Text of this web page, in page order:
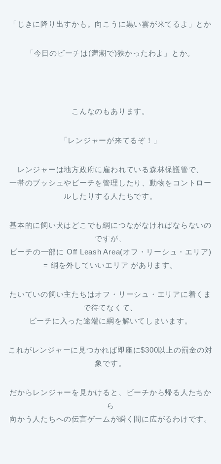
「じきに降り出すかも。向こうに黒い雲が来てるよ」とか
「今日のビーチは(満潮で)狭かったわよ」とか。
こんなのもあります。
「レンジャーが来てるぞ！」
レンジャーは地方政府に雇われている森林保護管で、
一帯のブッシュやビーチを管理したり、動物をコントロー
ルしたりする人たちです。
基本的に飼い犬はどこでも綱につながなければならないの
ですが、
ビーチの一部に Off Leash Area(オフ・リーシュ・エリア)
= 綱を外していいエリア があります。
たいていの飼い主たちはオフ・リーシュ・エリアに着くま
で待てなくて、
ビーチに入った途端に綱を解いてしまいます。
これがレンジャーに見つかれば即座に$300以上の罰金の対
象です。
だからレンジャーを見かけると、ビーチから帰る人たちか
ら
向かう人たちへの伝言ゲームが瞬く間に広がるわけです。